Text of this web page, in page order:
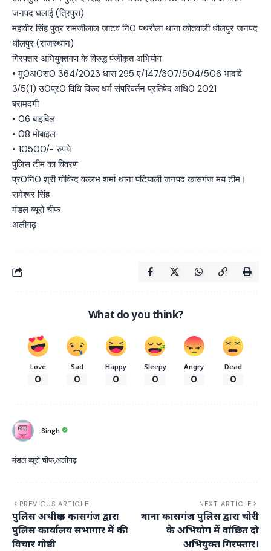
जनपद धलाई (त्रिपुरा)
महावीर सिंह पुत्र रामजीलाल जाटव नि0 पथरौला थाना कोतवाली धौलपुर जनपद
धौलपुर (राजस्थान)
गिरफ्तार अभियुक्तगण के विरुद्ध पंजीकृत अभियोग
• मु0अ0स0 364/2023 धारा 295 ए/147/307/504/506 भादवि
3/5(1) उ0प्र0 विधि विरुद्द धर्म संपरिवर्तन प्रतिषेद अधि0 2021
बरामदगी
• 06 बाइबिल
• 08 मोबाइल
• 10500/- रुपये
पुलिस टीम का विवरण
प्र0नि0 श्री गोविन्द वल्लभ शर्मा थाना पटियाली जनपद कासगंज मय टीम।
रामेश्वर सिंह
मंडल ब्यूरो चीफ
अलीगढ़
What do you think?
Love
0
Sad
0
Happy
0
Sleepy
0
Angry
0
Dead
0
Singh
मंडल ब्यूरो चीफ,अलीगढ़
PREVIOUS ARTICLE
पुलिस अधीक्षक कासगंज द्वारा
पुलिस कार्यालय सभागार में की
विचार गोष्ठी
NEXT ARTICLE
थाना कासगंज पुलिस द्वारा चोरी
के अभियोग में वांछित दो
अभियुक्त गिरफ्तार।